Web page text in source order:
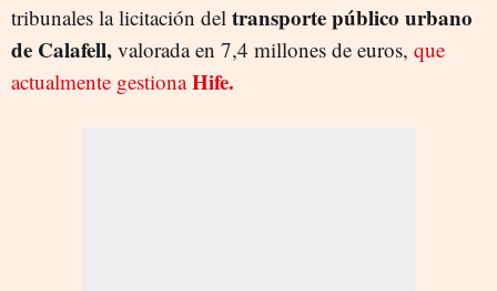
tribunales la licitación del transporte público urbano
de Calafell, valorada en 7,4 millones de euros, que
actualmente gestionaHife.